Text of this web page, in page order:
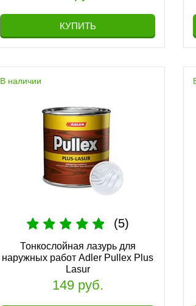
120 руб.
Лазурь с эффектом серебра Adler
КУПИТЬ
В наличии
(5)
Тонкослойная лазурь для
наружных работ Adler Pullex Plus
Lasur
149 руб.